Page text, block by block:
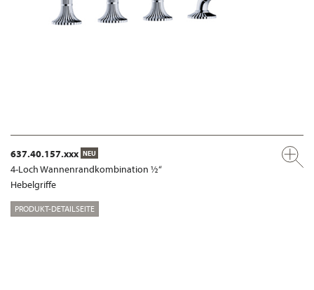
637.40.157.xxx NEU
4-Loch Wannenrandkombination ½“
Hebelgriffe
PRODUKT-DETAILSEITE